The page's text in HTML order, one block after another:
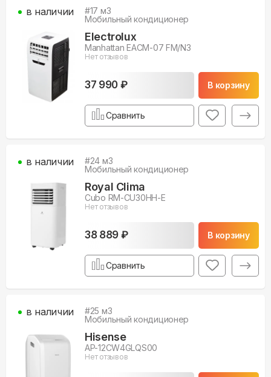
#17 м3
Мобильный кондиционер
Electrolux
Manhattan EACM-07 FM/N3
Нет отзывов
37 990 ₽ В корзину
в наличии
Сравнить
#24 м3
Мобильный кондиционер
Royal Clima
Cubo RM-CU30HH-E
Нет отзывов
38 889 ₽ В корзину
в наличии
Сравнить
#25 м3
Мобильный кондиционер
Hisense
AP-12CW4GLQS00
Нет отзывов
в наличии